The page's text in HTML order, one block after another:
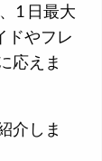
1 日最大
ドやフレ
応えま
介しま